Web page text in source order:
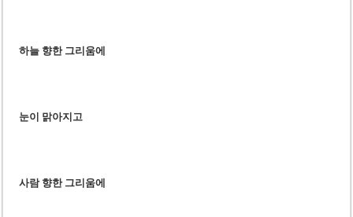
하늘 향한 그리움에
눈이 맑아지고
사람 향한 그리움에